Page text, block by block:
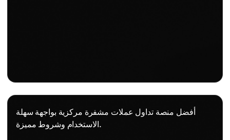
أفضل منصة تداول عملات مشفرة مركزية بواجهة سهلة
الاستخدام وشروط مميزة.